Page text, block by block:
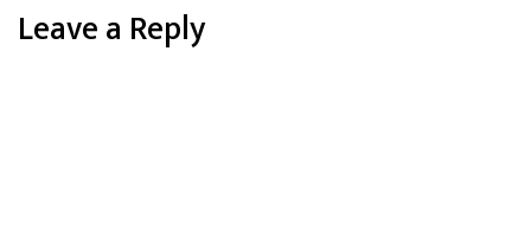
Leave a Reply